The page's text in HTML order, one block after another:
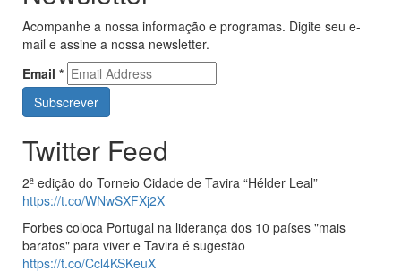
Acompanhe a nossa informação e programas. Digite seu e-
mail e assine a nossa newsletter.
Email *
Twitter Feed
2ª edição do Torneio Cidade de Tavira “Hélder Leal”
https://t.co/WNwSXFXj2X
Forbes coloca Portugal na liderança dos 10 países "mais
baratos" para viver e Tavira é sugestão
https://t.co/Ccl4KSKeuX